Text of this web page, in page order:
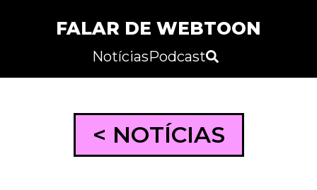
FALAR DE WEBTOON
NotíciasPodcast
< NOTÍCIAS